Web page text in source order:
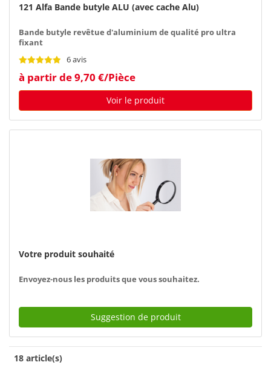
121 Alfa Bande butyle ALU (avec cache Alu)
Bande butyle revêtue d'aluminium de qualité pro ultra
fixant
6 avis
à partir de 9,70 €/Pièce
Voir le produit
Votre produit souhaité
Envoyez-nous les produits que vous souhaitez.
Suggestion de produit
18 article(s)